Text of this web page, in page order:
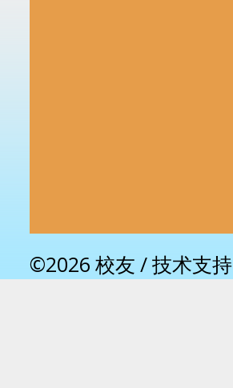
©2026 校友 / 技术支持